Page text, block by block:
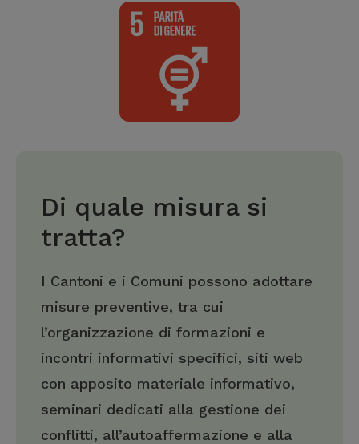
Di quale misura si
tratta?
I Cantoni e i Comuni possono adottare
misure preventive, tra cui
l’organizzazione di formazioni e
incontri informativi specifici, siti web
con apposito materiale informativo,
seminari dedicati alla gestione dei
conflitti, all’autoaffermazione e alla